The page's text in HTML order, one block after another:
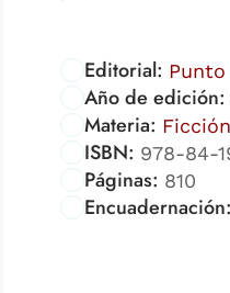
Editorial: Punto
Año de edición:
Materia: Ficción
ISBN: 978-84-
Páginas: 810
Encuadernación: